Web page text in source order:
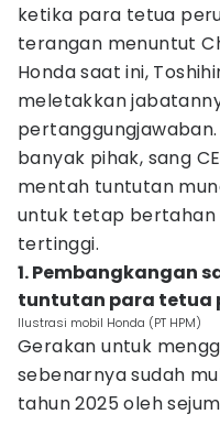
ketika para tetua
terangan menuntut
Honda saat ini,
meletakkan
banyak pihak, sang
mentah tuntutan
untuk tetap bertahan
tertinggi.
1. Pembangkangan
tuntutan para tetua
Ilustrasi mobil Honda (PT HPM)
Gerakan untuk
sebenarnya sudah
tahun 2025 oleh